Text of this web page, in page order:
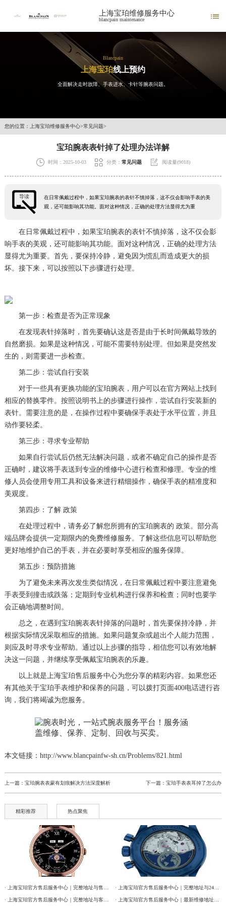
上海宝珀维修服务中心
blancpain maintenance 
Blancpain
上海宝珀线上预约
全面解决走时故障、手表进水、卡针等腕表问题。
您的位置： 上海宝珀维修服务中心>常见问题>
宝珀腕表表针掉了处理办法详解
 时间：2025-10-03  分类： 常见问题  阅读量(9018)
导读
在日常佩戴过程中，如果宝珀腕表的表针不慎掉落，这不仅会影响手表的美
观，还可能影响其功能。面对这种情况，正确的处理方法显得尤为重
在日常佩戴过程中，如果宝珀腕表的表针不慎掉落，这不仅会影
响手表的美观，还可能影响其功能。面对这种情况，正确的处理方法
显得尤为重要。首先，要保持冷静，避免因为慌乱而造成更大的损
坏。接下来，可以按照以下步骤进行处理。
第一步：检查是否为正常现象
在发现表针掉落时，首先要确认这是否是由于长时间佩戴导致的
自然磨损。如果是这种情况，可能不需要特别处理。但如果是突然发
生的，则需要进一步检查。
第二步：尝试自行安装
对于一些具有更换功能的宝珀腕表，用户可以在官方网站上找到
相应的替换零件。按照说明书上的步骤进行操作，尝试自行安装新的
表针。需要注意的是，在操作过程中要确保手表处于水平位置，并且
动作要轻柔。
第三步：寻求专业帮助
如果自行尝试后仍然无法解决问题，或者不确定自己的操作是否
正确时，建议将手表送到专业的维修中心进行检查和修理。专业的维
修人员会使用专用工具和设备来进行精细操作，确保手表的精准度和
美观度。
第四步：了解 政策
在处理过程中，请务必了解您所拥有的宝珀腕表的 政策。部分高
端品牌会提供一定期限内的免费维修服务。了解这些信息可以帮助您
更好地维护自己的手表，并在必要时享受相应的服务保障。
第五步：预防措施
为了避免未来再次发生类似情况，在日常佩戴过程中要注意避免
手表受到撞击或跌落；定期到专业机构进行保养和检查；同时也要学
会正确地调整时间。
总之，在遇到宝珀腕表表针掉落的问题时，首先要保持冷静，并
根据实际情况采取相应的措施。如果问题复杂或超出个人能力范围，
则应及时寻求专业帮助。通过以上步骤的指导，相信您可以有效地解
决这一问题，并继续享受佩戴宝珀腕表的乐趣。
以上就是上海宝珀售后服务中心为您分享的精彩内容。如果您还
有其他关于宝珀手表维护和保养的问题，可以拨打页面400电话进行咨
询，我们将竭诚为您服务。
本文链接：http://www.blancpainfw-sh.cn/Problems/821.html
上一篇： 宝珀腕表表蒙有划痕解决方法深度解析 下一篇：宝珀手表表耳掉了怎么办
精彩推荐 热点聚焦
· 上海宝珀官方售后服务中心｜完整地址与客服电话权威信息公告（2026年7月最新）